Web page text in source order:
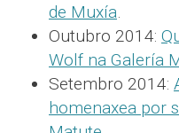
de Muxía.
Outubro 2014:
Wolf na Galería
Setembro 2014:
homenaxea por